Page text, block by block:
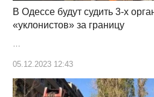
В Одессе будут судить 3-х
«уклонистов» за границу
…
05.12.2023 12:43